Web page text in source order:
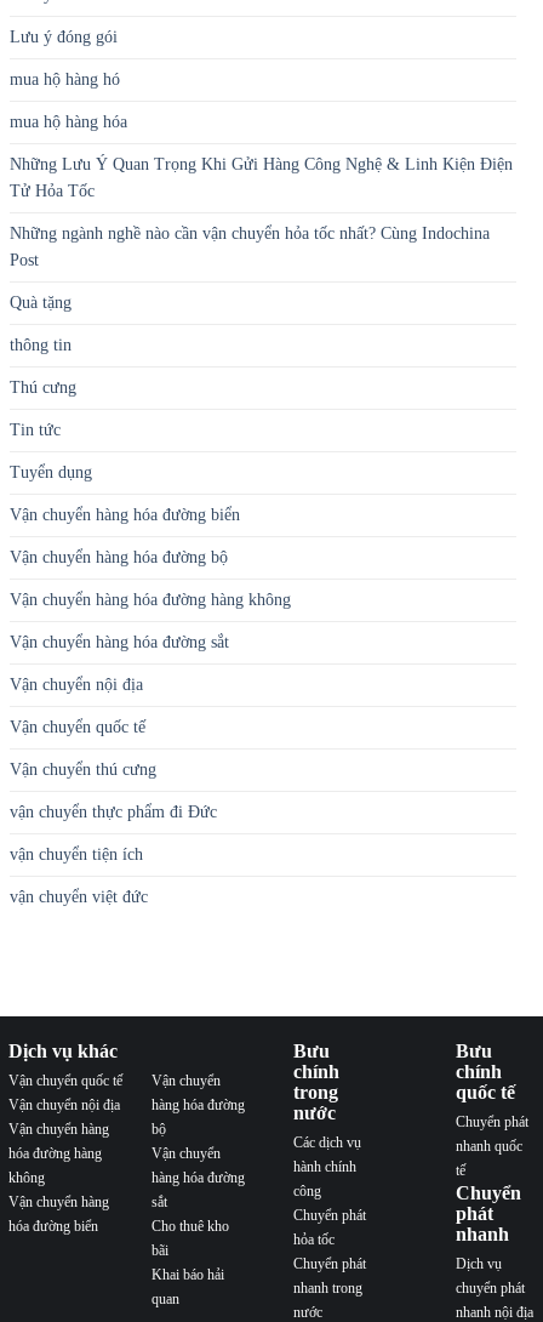
Lưu ý đóng gói
mua hộ hàng hó
mua hộ hàng hóa
Những Lưu Ý Quan Trọng Khi Gửi Hàng Công Nghệ & Linh Kiện Điện
Tử Hỏa Tốc
Những ngành nghề nào cần vận chuyển hỏa tốc nhất? Cùng Indochina
Post
Quà tặng
thông tin
Thú cưng
Tin tức
Tuyển dụng
Vận chuyển hàng hóa đường biển
Vận chuyển hàng hóa đường bộ
Vận chuyển hàng hóa đường hàng không
Vận chuyển hàng hóa đường sắt
Vận chuyển nội địa
Vận chuyển quốc tế
Vận chuyển thú cưng
vận chuyển thực phẩm đi Đức
vận chuyển tiện ích
vận chuyển việt đức
Dịch vụ khác
Vận chuyển quốc tế
Vận chuyển nội địa
Vận chuyển hàng
hóa đường hàng
không
Vận chuyển hàng
hóa đường biển
Vận chuyển
hàng hóa đường
bộ
Vận chuyển
hàng hóa đường
sắt
Cho thuê kho
bãi
Khai báo hải
quan
Bưu
chính
trong
nước
Các dịch vụ
hành chính
công
Chuyển phát
hỏa tốc
Chuyển phát
nhanh trong
nước
Bưu
chính
quốc tế
Chuyển phát
nhanh quốc
tế
Chuyển
phát
nhanh
Dịch vụ
chuyển phát
nhanh nội địa